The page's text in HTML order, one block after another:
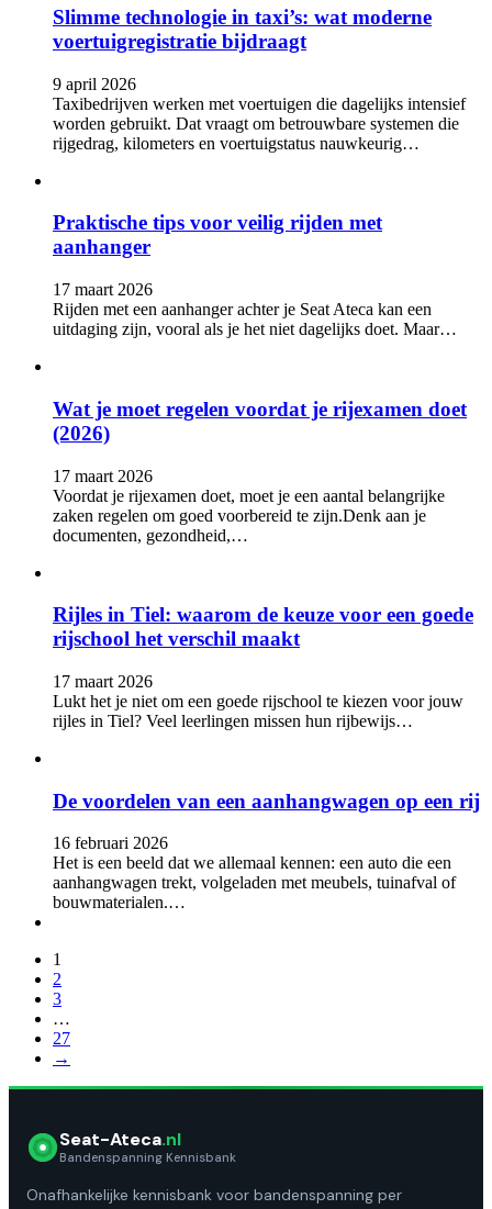
Slimme technologie in taxi’s: wat moderne
voertuigregistratie bijdraagt
9 april 2026
Taxibedrijven werken met voertuigen die dagelijks intensief
worden gebruikt. Dat vraagt om betrouwbare systemen die
rijgedrag, kilometers en voertuigstatus nauwkeurig…
Praktische tips voor veilig rijden met
aanhanger
17 maart 2026
Rijden met een aanhanger achter je Seat Ateca kan een
uitdaging zijn, vooral als je het niet dagelijks doet. Maar…
Wat je moet regelen voordat je rijexamen doet
(2026)
17 maart 2026
Voordat je rijexamen doet, moet je een aantal belangrijke
zaken regelen om goed voorbereid te zijn.Denk aan je
documenten, gezondheid,…
Rijles in Tiel: waarom de keuze voor een goede
rijschool het verschil maakt
17 maart 2026
Lukt het je niet om een goede rijschool te kiezen voor jouw
rijles in Tiel? Veel leerlingen missen hun rijbewijs…
De voordelen van een aanhangwagen op een rij
16 februari 2026
Het is een beeld dat we allemaal kennen: een auto die een
aanhangwagen trekt, volgeladen met meubels, tuinafval of
bouwmaterialen.…
1
2
3
…
27
→
Seat-Ateca.nl
Bandenspanning Kennisbank
Onafhankelijke kennisbank voor bandenspanning per